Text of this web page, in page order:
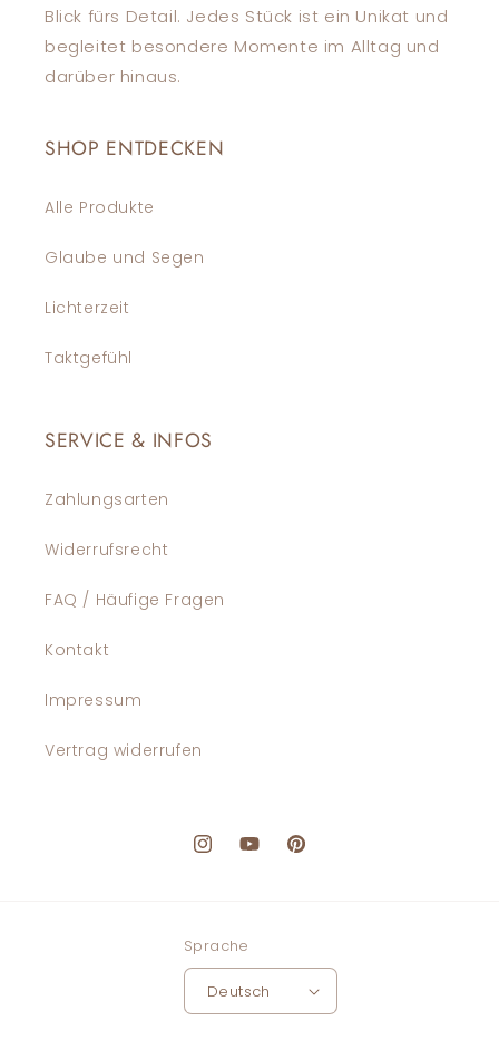
Blick fürs Detail. Jedes Stück ist ein Unikat und
begleitet besondere Momente im Alltag und
darüber hinaus.
SHOP ENTDECKEN
Alle Produkte
Glaube und Segen
Lichterzeit
Taktgefühl
SERVICE & INFOS
Zahlungsarten
Widerrufsrecht
FAQ / Häufige Fragen
Kontakt
Impressum
Vertrag widerrufen
InstagramYouTubePinterest
Sprache
Deutsch